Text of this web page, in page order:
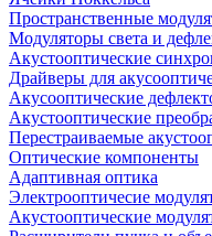
Пространственные
Модуляторы света и
Акустооптические
Драйверы для
Акусооптические
Акустооптические
Перестраиваемые
Оптические компоненты
Адаптивная оптика
Электрооптичесие
Акустооптические